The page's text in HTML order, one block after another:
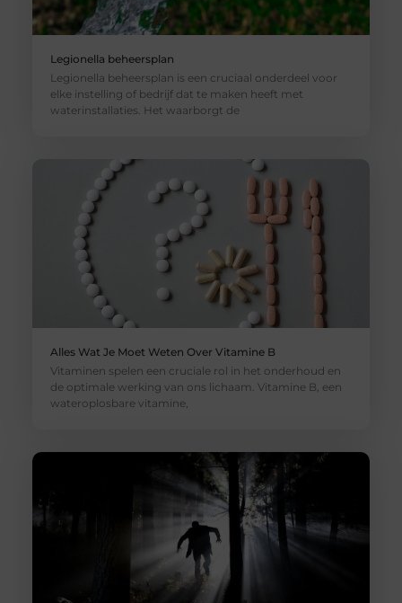
Legionella beheersplan
Legionella beheersplan is een cruciaal onderdeel voor
elke instelling of bedrijf dat te maken heeft met
waterinstallaties. Het waarborgt de
Alles Wat Je Moet Weten Over Vitamine B
Vitaminen spelen een cruciale rol in het onderhoud en
de optimale werking van ons lichaam. Vitamine B, een
wateroplosbare vitamine,